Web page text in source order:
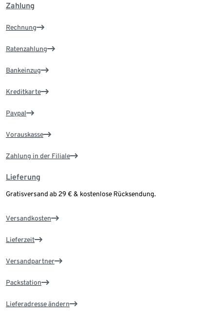
Zahlung
Rechnung
Ratenzahlung
Bankeinzug
Kreditkarte
Paypal
Vorauskasse
Zahlung in der Filiale
Lieferung
Gratisversand ab 29 € & kostenlose Rücksendung.
Versandkosten
Lieferzeit
Versandpartner
Packstation
Lieferadresse ändern